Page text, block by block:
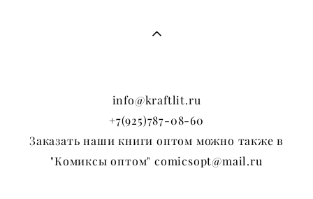
info@kraftlit.ru
+7(925)787-08-60
Заказать наши книги оптом можно также в
"Комиксы оптом" comicsopt@mail.ru